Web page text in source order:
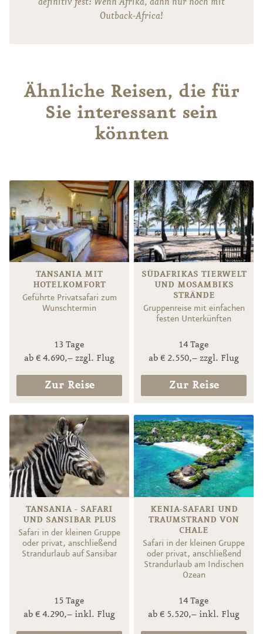
Outback-Africa!
Ähnliche Reisen, die für
Sie interessant sein
könnten
TANSANIA MIT
HOTELKOMFORT
Geführte Privatsafari zum
Wunschtermin
13 Tage
ab € 4.690,– zzgl. Flug
Zur Reise
SÜDAFRIKAS TIERWELT
UND MOSAMBIKS
STRÄNDE
Gruppenreise mit einfachen
festen Unterkünften
14 Tage
ab € 2.550,– zzgl. Flug
Zur Reise
TANSANIA - SAFARI
UND SANSIBAR PLUS
Safari in der kleinen Gruppe
oder privat, anschließend
Strandurlaub auf Sansibar
15 Tage
ab € 4.290,– inkl. Flug
KENIA-SAFARI UND
TRAUMSTRAND VON
CHALE
Safari in der kleinen Gruppe
oder privat, anschließend
Strandurlaub am Indischen
Ozean
14 Tage
ab € 5.520,– inkl. Flug